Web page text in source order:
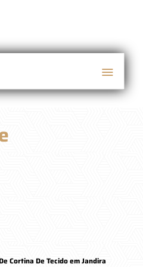
Cortina De Tecido em Jandira